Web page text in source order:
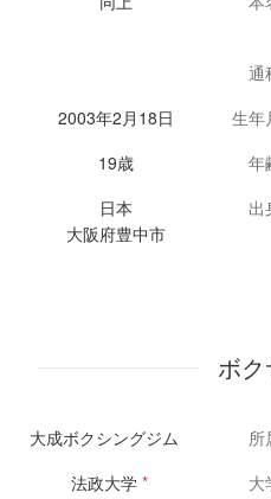
通
2003年2月18日
生年
19歳
年
日本
大阪府豊中市
出
ボ
大成ボクシングジム
所
法政大学 * 大